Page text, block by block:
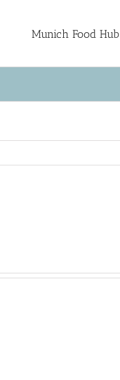
Munich Food Hub